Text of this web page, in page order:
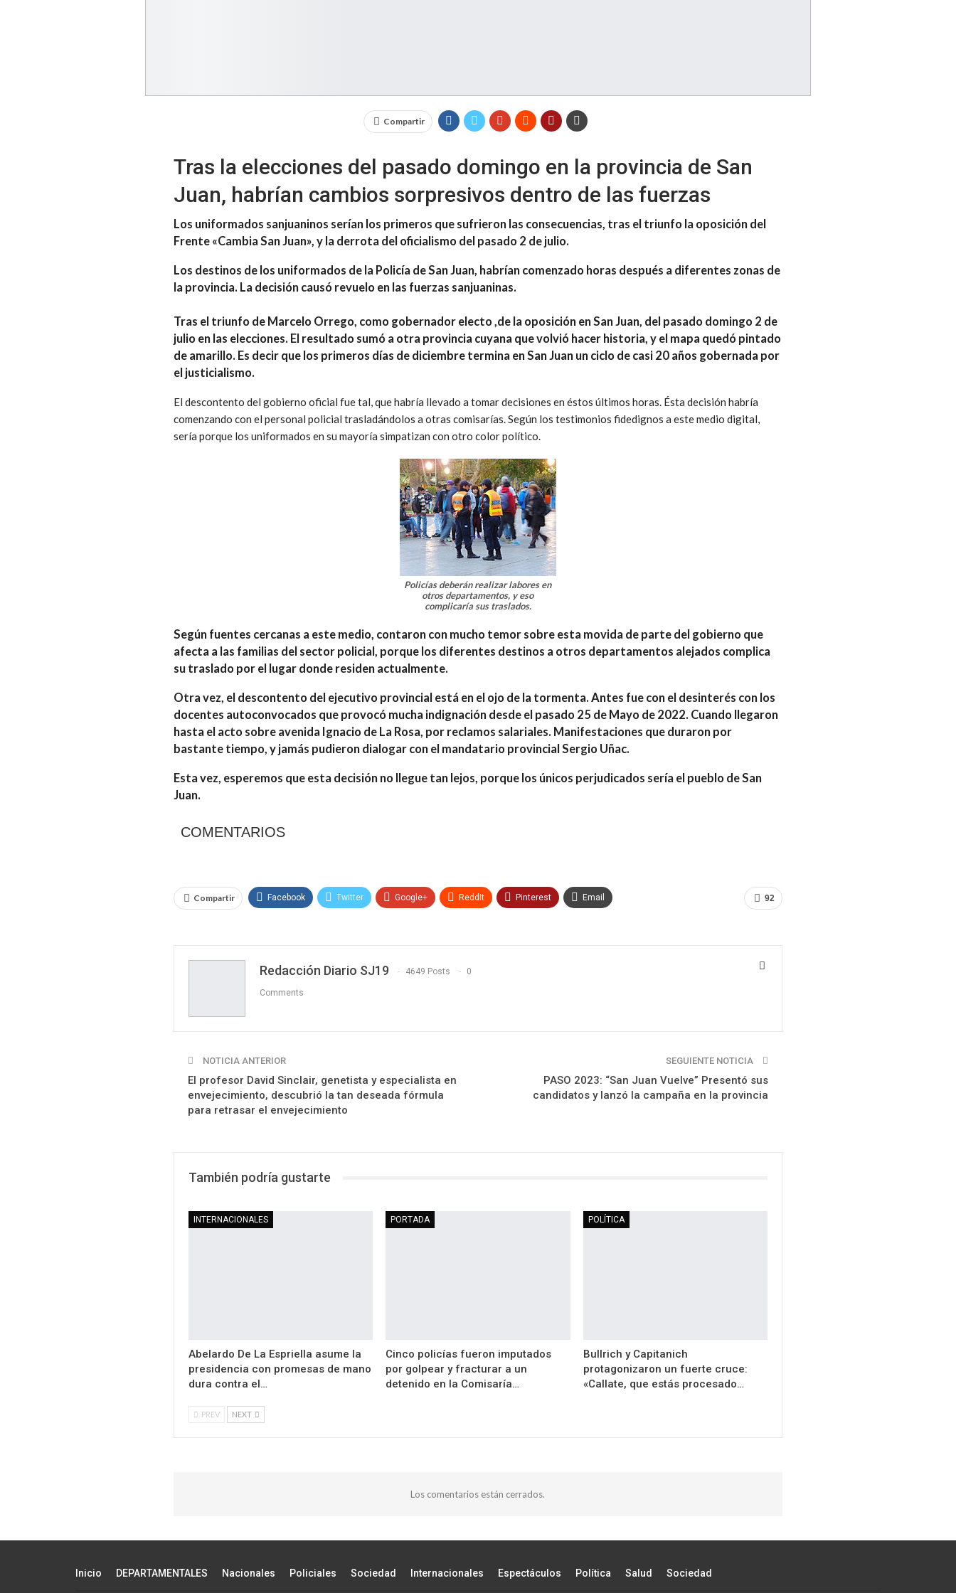
Compartir
Tras la elecciones del pasado domingo en la provincia de San
Juan, habrían cambios sorpresivos dentro de las fuerzas
Los uniformados sanjuaninos serían los primeros que sufrieron las consecuencias, tras el triunfo la oposición del
Frente «Cambia San Juan», y la derrota del oficialismo del pasado 2 de julio.
Los destinos de los uniformados de la Policía de San Juan, habrían comenzado horas después a diferentes zonas de
la provincia. La decisión causó revuelo en las fuerzas sanjuaninas.
Tras el triunfo de Marcelo Orrego, como gobernador electo ,de la oposición en San Juan, del pasado domingo 2 de
julio en las elecciones. El resultado sumó a otra provincia cuyana que volvió hacer historia, y el mapa quedó pintado
de amarillo. Es decir que los primeros días de diciembre termina en San Juan un ciclo de casi 20 años gobernada por
el justicialismo.
El descontento del gobierno oficial fue tal, que habría llevado a tomar decisiones en éstos últimos horas. Ésta decisión habría
comenzando con el personal policial trasladándolos a otras comisarías. Según los testimonios fidedignos a este medio digital,
sería porque los uniformados en su mayoría simpatizan con otro color político.
Policías deberán realizar labores en
otros departamentos, y eso
complicaría sus traslados.
Según fuentes cercanas a este medio, contaron con mucho temor sobre esta movida de parte del gobierno que
afecta a las familias del sector policial, porque los diferentes destinos a otros departamentos alejados complica
su traslado por el lugar donde residen actualmente.
Otra vez, el descontento del ejecutivo provincial está en el ojo de la tormenta. Antes fue con el desinterés con los
docentes autoconvocados que provocó mucha indignación desde el pasado 25 de Mayo de 2022. Cuando llegaron
hasta el acto sobre avenida Ignacio de La Rosa, por reclamos salariales. Manifestaciones que duraron por
bastante tiempo, y jamás pudieron dialogar con el mandatario provincial Sergio Uñac.
Esta vez, esperemos que esta decisión no llegue tan lejos, porque los únicos perjudicados sería el pueblo de San
Juan.
COMENTARIOS
92
Compartir Facebook Twitter Google+ ReddIt Pinterest Email
Redacción Diario SJ19 4649 Posts 0
Comments
NOTICIA ANTERIOR
El profesor David Sinclair, genetista y especialista en
envejecimiento, descubrió la tan deseada fórmula
para retrasar el envejecimiento
SEGUIENTE NOTICIA
PASO 2023: “San Juan Vuelve” Presentó sus
candidatos y lanzó la campaña en la provincia
También podría gustarte
INTERNACIONALES
Abelardo De La Espriella asume la
presidencia con promesas de mano
dura contra el…
PORTADA
Cinco policías fueron imputados
por golpear y fracturar a un
detenido en la Comisaría…
POLÍTICA
Bullrich y Capitanich
protagonizaron un fuerte cruce:
«Callate, que estás procesado…
PREV NEXT
Los comentarios están cerrados.
Inicio DEPARTAMENTALES Nacionales Policiales Sociedad Internacionales Espectáculos Política Salud Sociedad